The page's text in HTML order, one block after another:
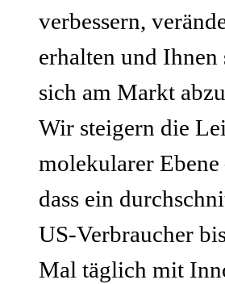
verbessern,
erhalten und Ihnen
sich am Markt
Wir steigern die
molekularer Ebene
dass ein
US-Verbraucher
Mal täglich mit